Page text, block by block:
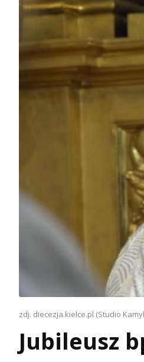
zdj. diecezja.kielce.pl (Studio
Jubileusz